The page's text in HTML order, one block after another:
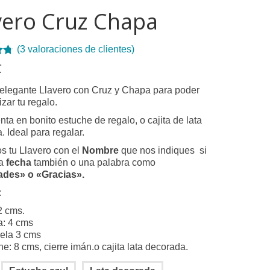
Cruz Chapa
(3valoraciones de clientes)
Llavero con Cruz y Chapa para poder
tu regalo.
en bonito estuche de regalo, o cajita de lata
Ideal para regalar.
tu Llavero con el
Nombre que nos indiques si
fecha también o una palabra como
o «Gracias».
cms.
4 cms
3 cms
8 cms, cierre imán.o cajita lata decorada.